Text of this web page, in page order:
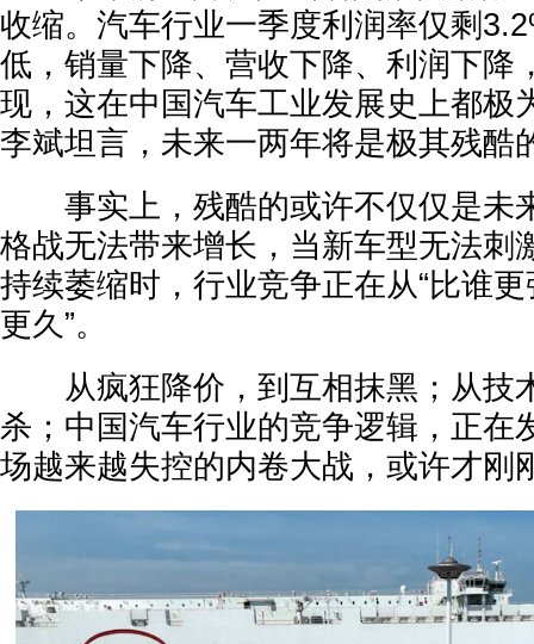
收缩。汽车行业一季度利润率仅剩
低，销量下降、营收下降、利润下降
现，这在中国汽车工业发展史上都极
李斌坦言，未来一两年将是极其残酷
事实上，残酷的或许不仅仅是未
格战无法带来增长，当新车型无法刺
持续萎缩时，行业竞争正在从“比谁更
更久”。
从疯狂降价，到互相抹黑；从技
杀；中国汽车行业的竞争逻辑，正在
场越来越失控的内卷大战，或许才刚